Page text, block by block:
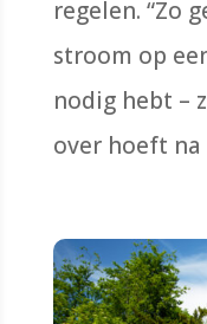
regelen. “Zo
stroom op
nodig hebt –
over hoeft na